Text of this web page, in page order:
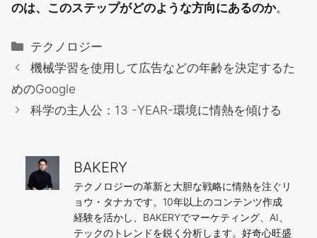
のは、このステップがどのような方向にあるのか。
カ
テ
リ
ー
テクノロジー
機械学習を使用して広告などの年齢を決定するた
めのGoogle
科学の主人公：13 -YEAR-環境に情熱を傾ける
BAKERY
テクノロジーの革新と大胆な戦略に情熱を注ぐリ
ョウ・タナカです。10年以上のコンテンツ作成
経験を活かし、BAKERYでマーケティング、AI、
テックのトレンドを鋭く分析します。好奇心旺盛